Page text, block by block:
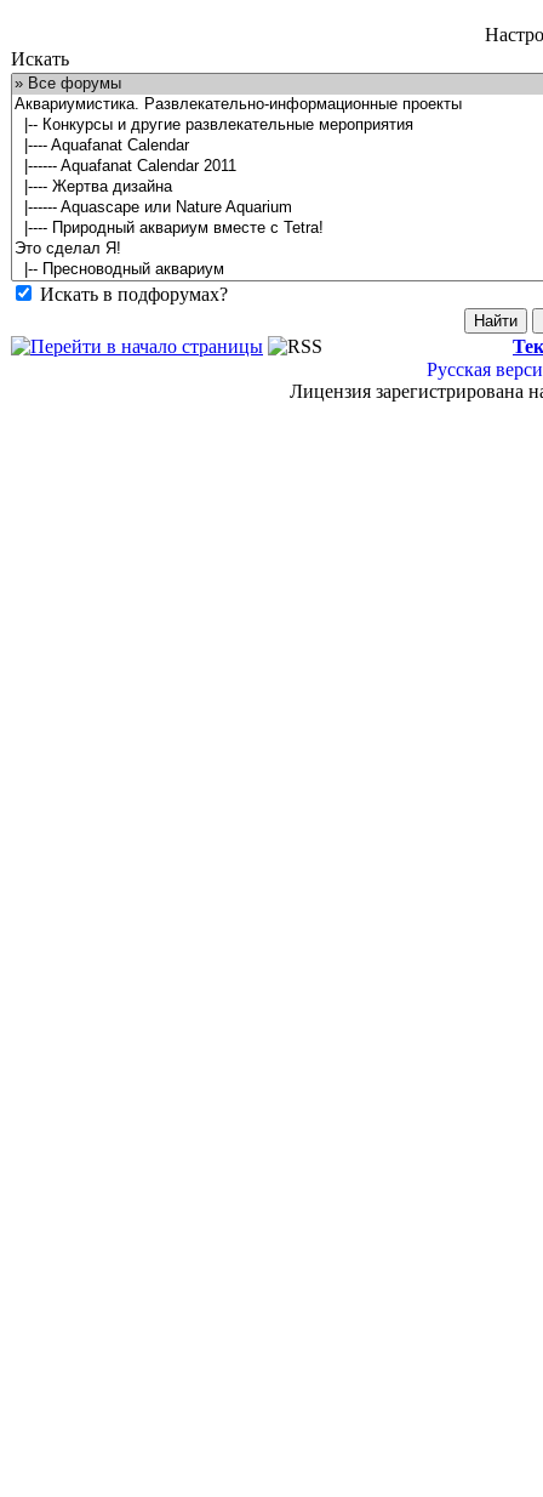
Искать
Искать в подфорумах?
Русская
Лицензия зарегистрирована